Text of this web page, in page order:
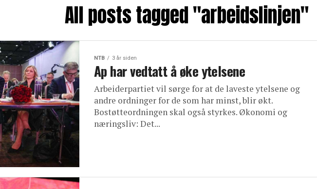
All posts tagged "arbeidslinjen"
NTB 3 år siden
Ap har vedtatt å øke ytelsene
Arbeiderpartiet vil sørge for at de laveste ytelsene og
andre ordninger for de som har minst, blir økt.
Bostøtteordningen skal også styrkes. Økonomi og
næringsliv: Det...